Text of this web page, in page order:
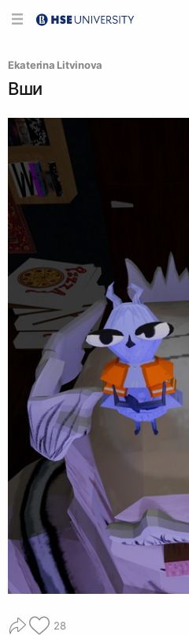
Ekaterina Litvinova
Вши
28